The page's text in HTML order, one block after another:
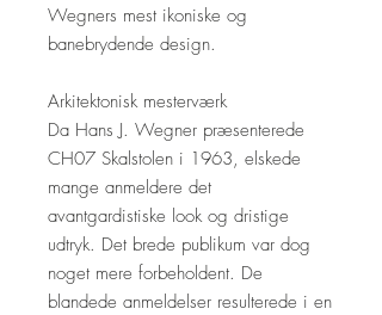
Wegners mest ikoniske og
banebrydende design.
Arkitektonisk mesterværk
Da Hans J. Wegner præsenterede
CH07 Skalstolen i 1963, elskede
mange anmeldere det
avantgardistiske look og dristige
udtryk. Det brede publikum var dog
noget mere forbeholdent. De
blandede anmeldelser resulterede i en